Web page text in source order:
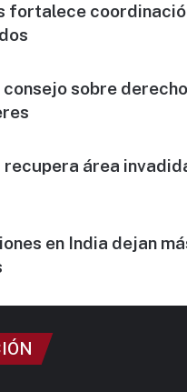
fortalece
consejo sobre
recupera área
en India dejan